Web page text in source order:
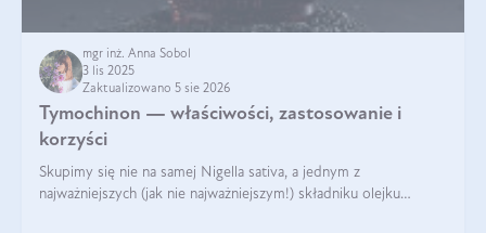
mgr inż. Anna Sobol
3 lis 2025
Zaktualizowano 5 sie 2026
Tymochinon — właściwości, zastosowanie i
korzyści
Skupimy się nie na samej Nigella sativa, a jednym z
najważniejszych (jak nie najważniejszym!) składniku olejku